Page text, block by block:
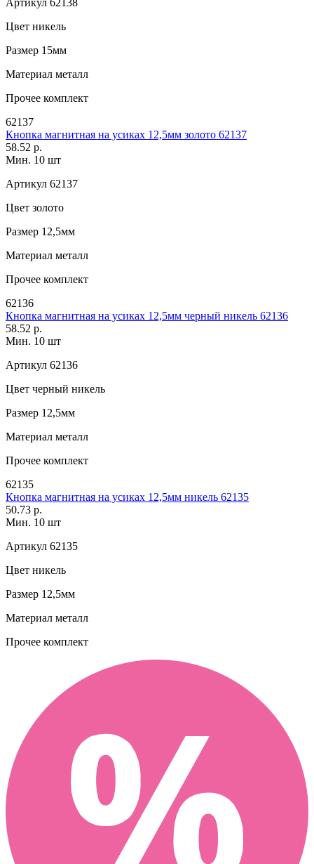
Цвет никель
Размер 15мм
Материал металл
Прочее комплект
62137
Кнопка магнитная на усиках 12,5мм золото 62137
58.52 р.
Мин. 10 шт
Артикул 62137
Цвет золото
Размер 12,5мм
Материал металл
Прочее комплект
62136
Кнопка магнитная на усиках 12,5мм черный никель 62136
58.52 р.
Мин. 10 шт
Артикул 62136
Цвет черный никель
Размер 12,5мм
Материал металл
Прочее комплект
62135
Кнопка магнитная на усиках 12,5мм никель 62135
50.73 р.
Мин. 10 шт
Артикул 62135
Цвет никель
Размер 12,5мм
Материал металл
Прочее комплект